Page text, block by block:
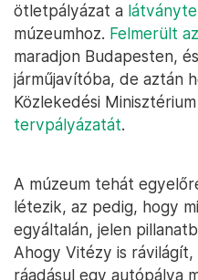
ötletpályázat a
múzeumhoz. Felmerült
maradjon Budapesten,
járműjavítóba, de aztán
Közlekedési Minisztérium
tervpályázatát.
A múzeum tehát
létezik, az pedig, hogy
egyáltalán, jelen
Ahogy Vitézy is
ráadásul egy autópálya